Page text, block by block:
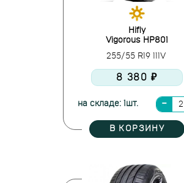
Hifly
Vigorous HP801
255/55 R19 111V
8 380 ₽
на складе: 1шт.
В КОРЗИНУ